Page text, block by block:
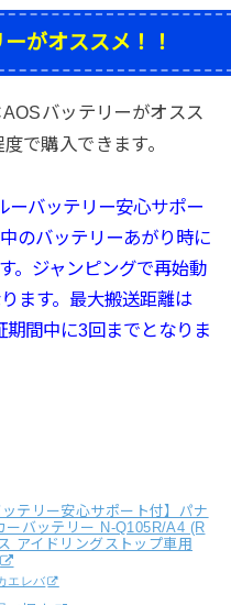
がオススメ！！
バッテリーがオスス
で購入できます。
ーバッテリー安心サポー
のバッテリーあがり時に
。ジャンピングで再始動
ます。最大搬送距離は
間中に3回までとなりま
ッテリー安心サポート付】パナ
ーバッテリー N-Q105R/A4 (R
アイドリングストップ車用
エレバ